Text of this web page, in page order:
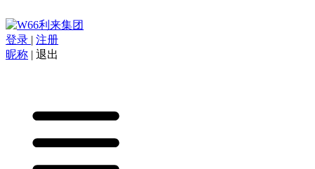
登录 | 注册
昵称 | 退出